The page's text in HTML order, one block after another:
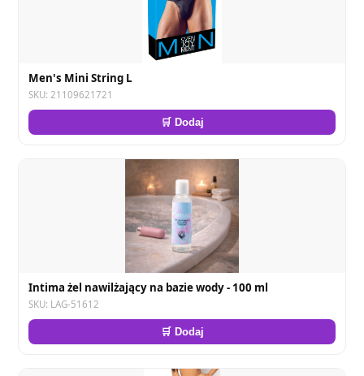
Men's Mini String L
SKU: 21109621721
🛒 Dodaj
Intima żel nawilżający na bazie wody - 100 ml
SKU: LAG-51612
🛒 Dodaj